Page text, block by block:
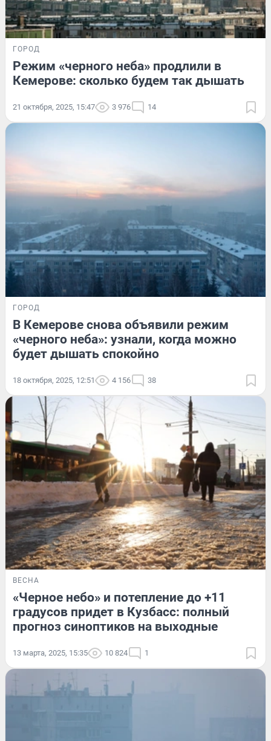
ГОРОД
Режим «черного неба» продлили в
Кемерове: сколько будем так дышать
21 октября, 2025, 15:47 3 976 14
ГОРОД
В Кемерове снова объявили режим
«черного неба»: узнали, когда можно
будет дышать спокойно
18 октября, 2025, 12:51 4 156 38
ВЕСНА
«Черное небо» и потепление до +11
градусов придет в Кузбасс: полный
прогноз синоптиков на выходные
13 марта, 2025, 15:35 10 824 1